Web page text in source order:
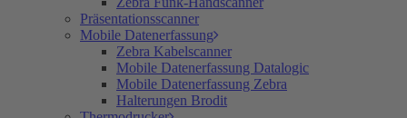
Präsentationsscanner
Mobile Datenerfassung
Zebra Kabelscanner
Mobile Datenerfassung Datalogic
Mobile Datenerfassung Zebra
Halterungen Brodit